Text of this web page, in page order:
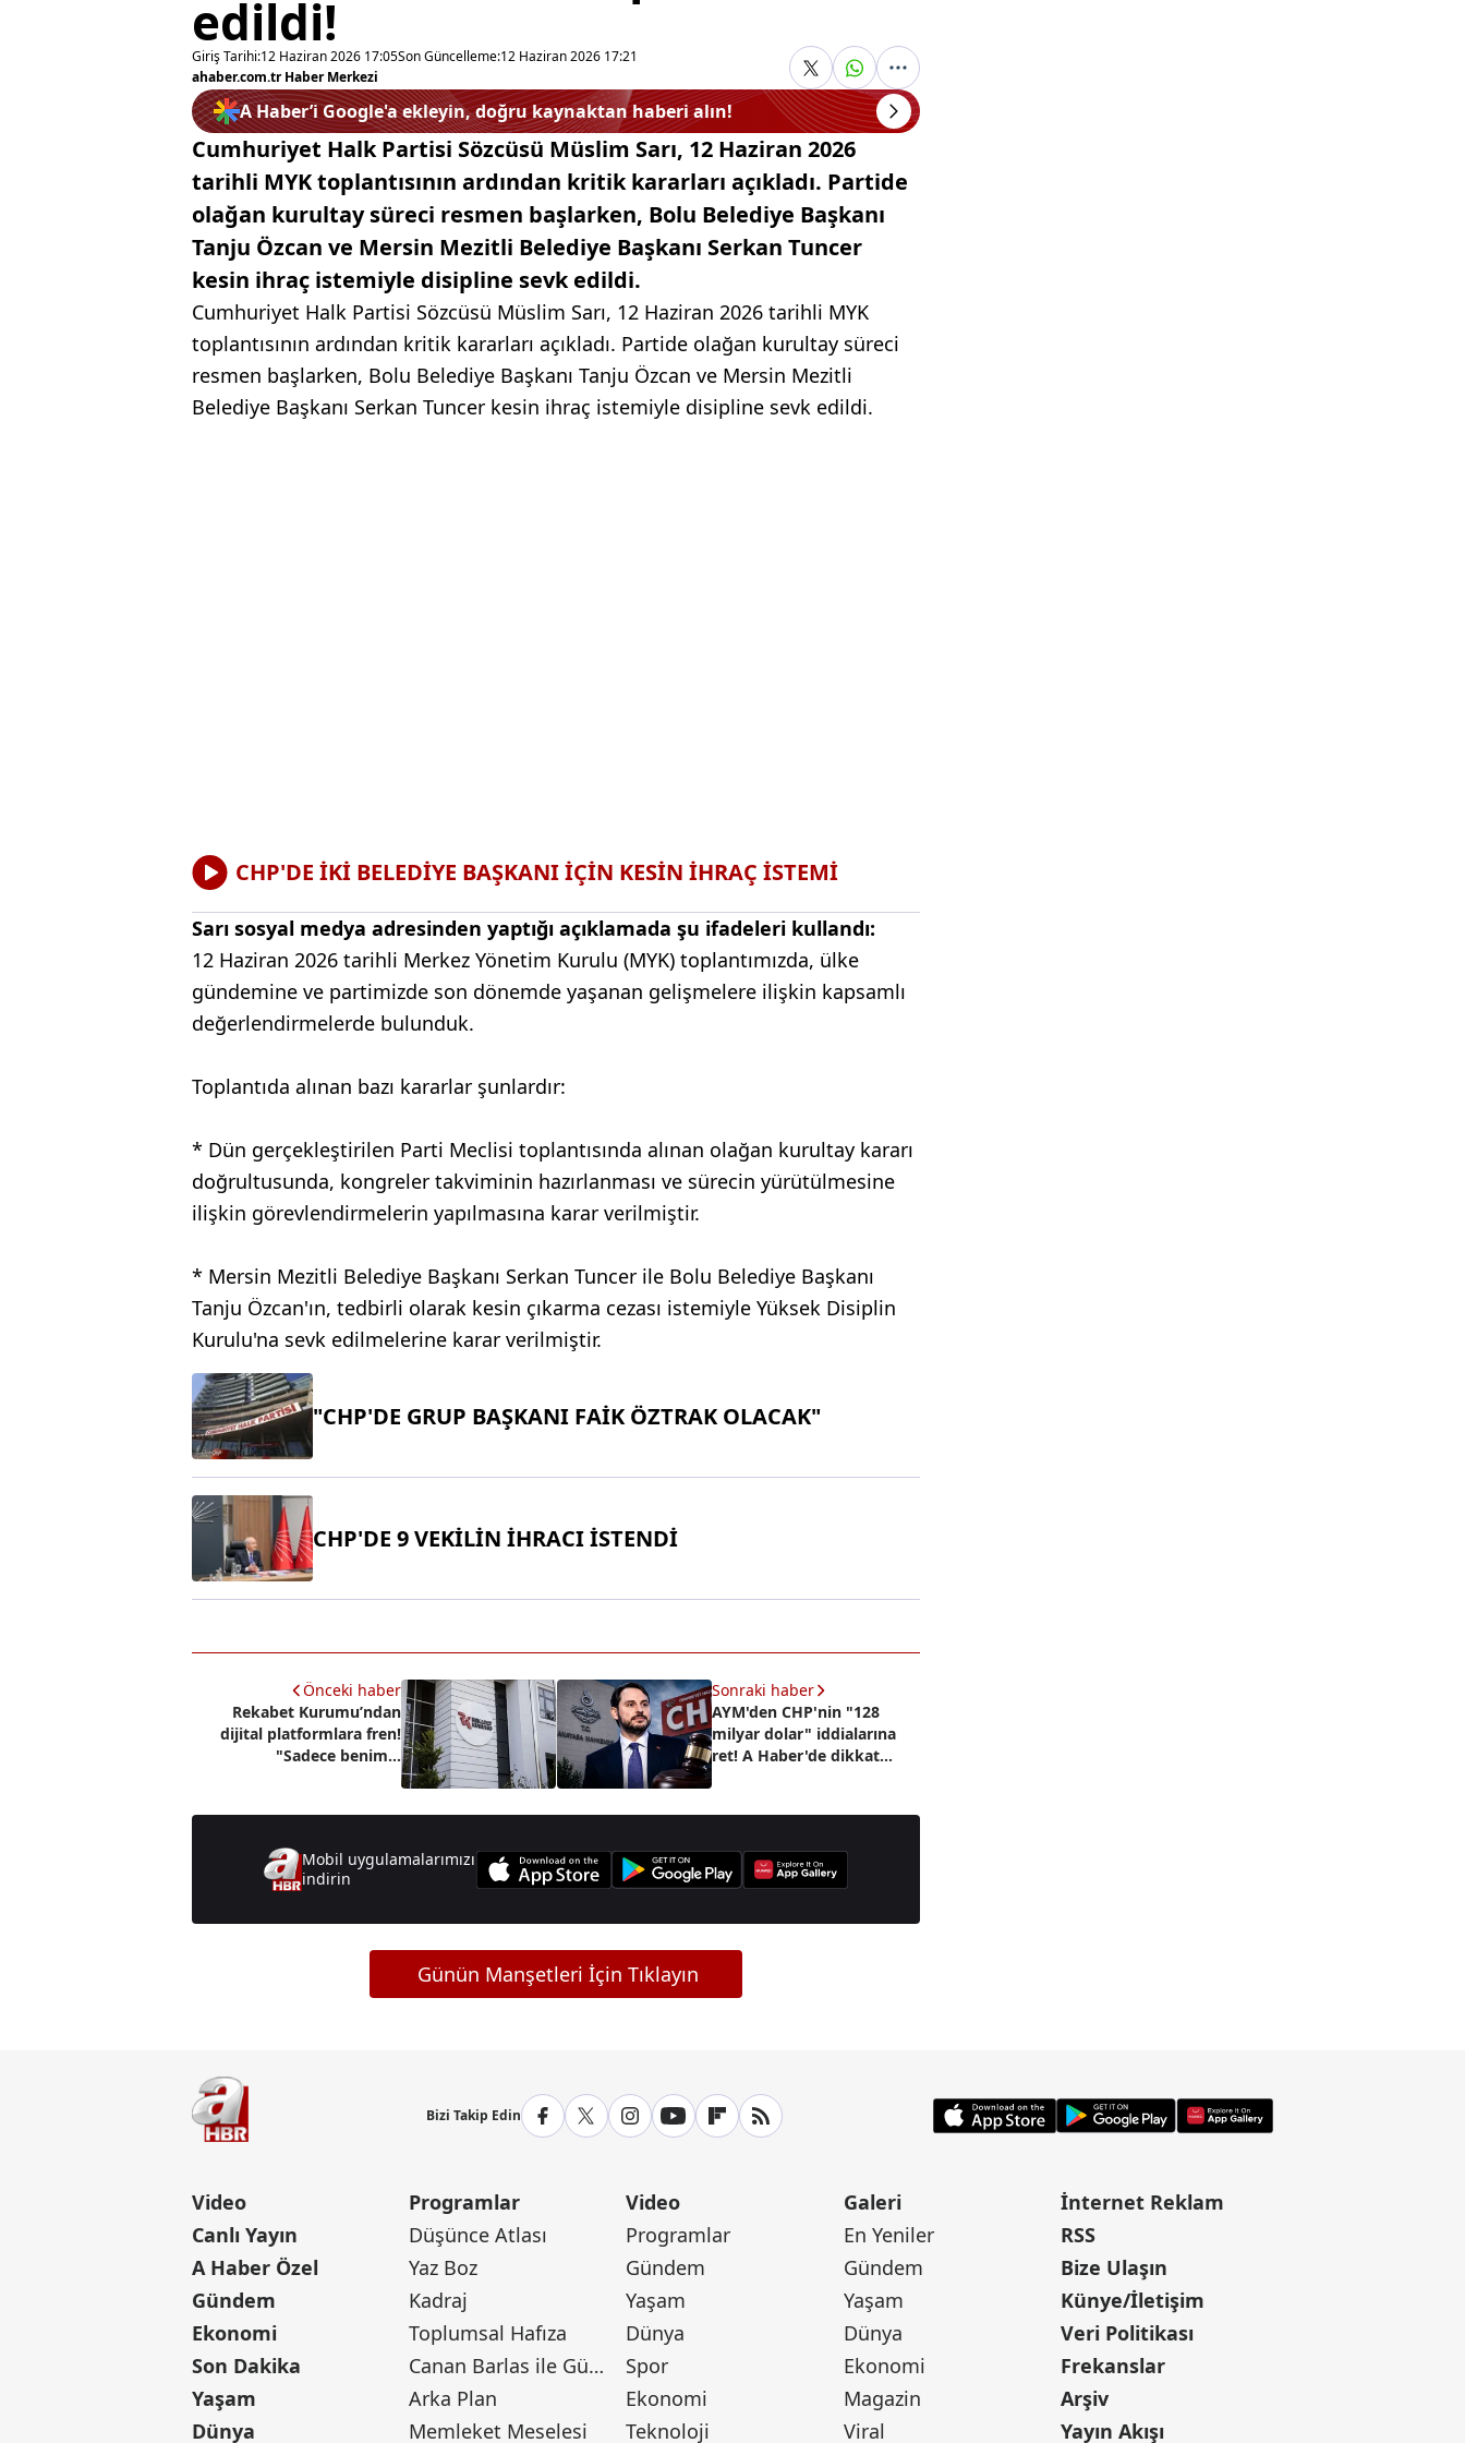
edildi!
Giriş Tarihi:12 Haziran 2026 17:05Son Güncelleme:12 Haziran 2026 17:21
ahaber.com.tr Haber Merkezi
A Haber’i Google'a ekleyin, doğru kaynaktan haberi alın!
Cumhuriyet Halk Partisi Sözcüsü Müslim Sarı, 12 Haziran 2026
tarihli MYK toplantısının ardından kritik kararları açıkladı. Partide
olağan kurultay süreci resmen başlarken, Bolu Belediye Başkanı
Tanju Özcan ve Mersin Mezitli Belediye Başkanı Serkan Tuncer
kesin ihraç istemiyle disipline sevk edildi.
Cumhuriyet Halk Partisi Sözcüsü Müslim Sarı, 12 Haziran 2026 tarihli MYK
toplantısının ardından kritik kararları açıkladı. Partide olağan kurultay süreci
resmen başlarken, Bolu Belediye Başkanı Tanju Özcan ve Mersin Mezitli
Belediye Başkanı Serkan Tuncer kesin ihraç istemiyle disipline sevk edildi.
CHP'DE İKİ BELEDİYE BAŞKANI İÇİN KESİN İHRAÇ İSTEMİ
Sarı sosyal medya adresinden yaptığı açıklamada şu ifadeleri kullandı:
12 Haziran 2026 tarihli Merkez Yönetim Kurulu (MYK) toplantımızda, ülke
gündemine ve partimizde son dönemde yaşanan gelişmelere ilişkin kapsamlı
değerlendirmelerde bulunduk.
Toplantıda alınan bazı kararlar şunlardır:
* Dün gerçekleştirilen Parti Meclisi toplantısında alınan olağan kurultay kararı
doğrultusunda, kongreler takviminin hazırlanması ve sürecin yürütülmesine
ilişkin görevlendirmelerin yapılmasına karar verilmiştir.
* Mersin Mezitli Belediye Başkanı Serkan Tuncer ile Bolu Belediye Başkanı
Tanju Özcan'ın, tedbirli olarak kesin çıkarma cezası istemiyle Yüksek Disiplin
Kurulu'na sevk edilmelerine karar verilmiştir.
"CHP'DE GRUP BAŞKANI FAİK ÖZTRAK OLACAK"
CHP'DE 9 VEKİLİN İHRACI İSTENDİ
Önceki haber
Rekabet Kurumu’ndan
dijital platformlara fren!
"Sadece benimle
Sonraki haber
AYM'den CHP'nin "128
milyar dolar" iddialarına
ret! A Haber'de dikkat
yapıldı"
Mobil uygulamalarımızı
indirin
Günün Manşetleri İçin Tıklayın
Bizi Takip Edin
Video
Canlı Yayın
A Haber Özel
Gündem
Ekonomi
Son Dakika
Yaşam
Dünya
Programlar
Düşünce Atlası
Yaz Boz
Kadraj
Toplumsal Hafıza
Canan Barlas ile Gündem
Arka Plan
Memleket Meselesi
Video
Programlar
Gündem
Yaşam
Dünya
Spor
Ekonomi
Teknoloji
Galeri
En Yeniler
Gündem
Yaşam
Dünya
Ekonomi
Magazin
Viral
İnternet Reklam
RSS
Bize Ulaşın
Künye/İletişim
Veri Politikası
Frekanslar
Arşiv
Yayın Akışı